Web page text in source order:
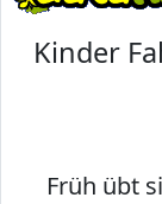
Kinder
Früh übt